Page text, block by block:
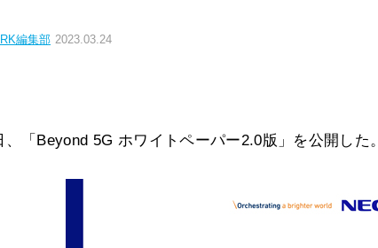
編集部 2023.03.24
「Beyond 5G ホワイトペーパー2.0版」を公開した。